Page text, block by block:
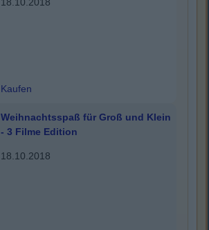
18.10.2018
Kaufen
Weihnachtsspaß für Groß und Klein
- 3 Filme Edition
18.10.2018